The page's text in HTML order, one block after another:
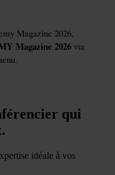
qui
idéale à vos